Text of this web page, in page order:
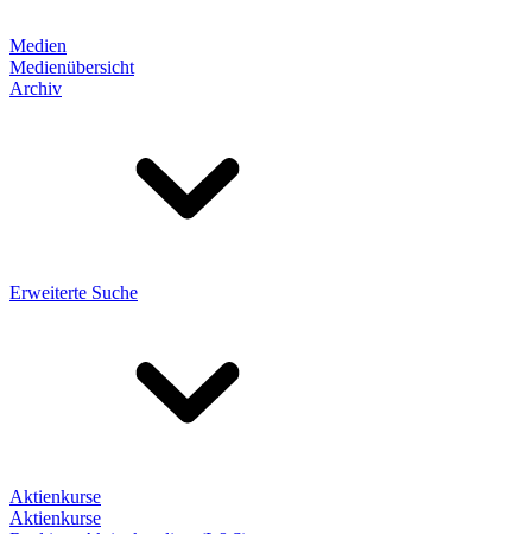
Medien
Medienübersicht
Archiv
Erweiterte Suche
Aktienkurse
Aktienkurse